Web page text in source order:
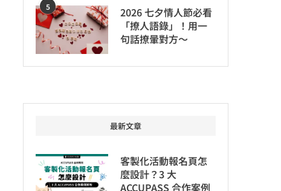
5
2026 七夕情人節必看
「撩人語錄」！用一
句話撩暈對方～
最新文章
客製化活動報名頁怎
麼設計？3 大
ACCUPASS 合作案例